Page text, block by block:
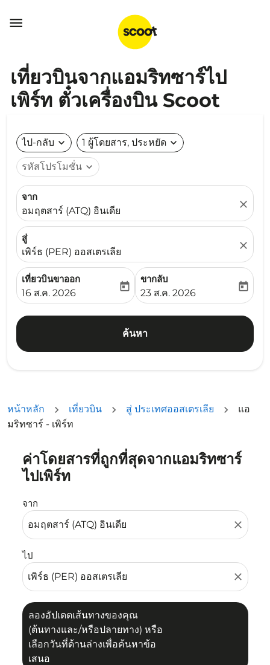

เที่ยวบินจากแอมริทซาร์ไป
เพิร์ท ตั๋วเครื่องบิน Scoot
ไป-กลับ expand_more 1 ผู้โดยสาร, ประหยัด expand_more
รหัสโปรโมชั่น expand_more
จาก
อมฤตสาร์ (ATQ) อินเดีย
close
สู่
เพิร์ธ (PER) ออสเตรเลีย
close
เที่ยวบินขาออก
fc-booking-departure-date-aria-label
16 ส.ค. 2026
today
ขากลับ
fc-booking-return-date-
23 ส.ค. 2026
today
ค้นหา
หน้าหลัก เที่ยวบิน สู่ ประเทศออสเตรเลีย
แอ
มริทซาร์ - เพิร์ท
ค่าโดยสารที่ถูกที่สุดจากแอมริทซาร์
ไปเพิร์ท
จาก
close
ไป
close
ลองอัปเดตเส้นทางของคุณ
(ต้นทางและ/หรือปลายทาง) หรือ
เลือกวันที่ด้านล่างเพื่อค้นหาข้อ
เสนอ
ลองอัปเดตเส้นทางของคุณ (ต้นทางและ/หรือปลายทาง) หรื